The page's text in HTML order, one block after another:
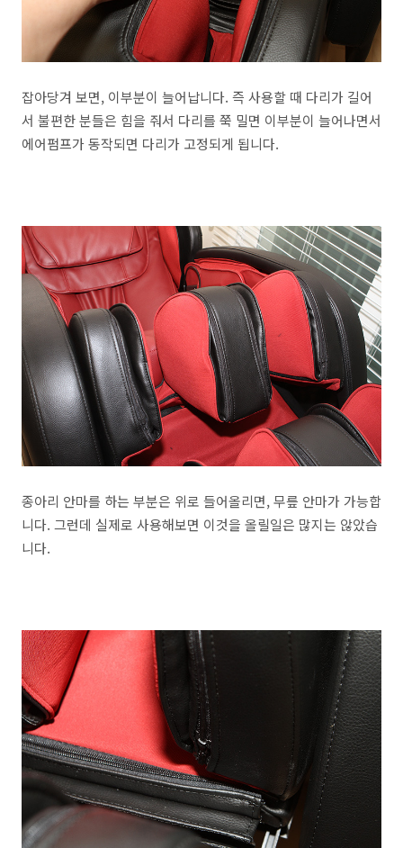
잡아당겨 보면, 이부분이 늘어납니다. 즉 사용할 때 다리가 길어
서 불편한 분들은 힘을 줘서 다리를 쭉 밀면 이부분이 늘어나면서
에어펌프가 동작되면 다리가 고정되게 됩니다.
종아리 안마를 하는 부분은 위로 들어올리면, 무릎 안마가 가능합
니다. 그런데 실제로 사용해보면 이것을 올릴일은 많지는 않았습
니다.